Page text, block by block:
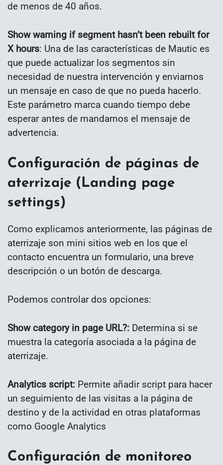
de menos de 40 años.
Show warning if segment hasn’t been rebuilt for
X hours: Una de las características de Mautic es
que puede actualizar los segmentos sin
necesidad de nuestra intervención y enviarnos
un mensaje en caso de que no pueda hacerlo.
Este parámetro marca cuando tiempo debe
esperar antes de mandarnos el mensaje de
advertencia.
Configuración de páginas de
aterrizaje (Landing page
settings)
Como explicamos anteriormente, las páginas de
aterrizaje son mini sitios web en los que el
contacto encuentra un formulario, una breve
descripción o un botón de descarga.
Podemos controlar dos opciones:
Show category in page URL?: Determina si se
muestra la categoría asociada a la página de
aterrizaje.
Analytics script: Permite añadir script para hacer
un seguimiento de las visitas a la página de
destino y de la actividad en otras plataformas
como Google Analytics
Configuración de monitoreo